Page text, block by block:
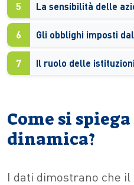
5 La sensibilità delle
6 Gli obblighi imposti
7 Il ruolo delle istituzioni
Come si
dinamica?
I dati dimostrano che